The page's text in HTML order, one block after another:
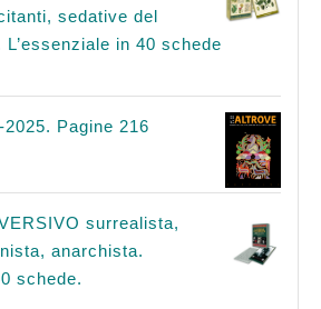
sedative del
in 40 schede
Pagine 216
surrealista,
anarchista.
schede.